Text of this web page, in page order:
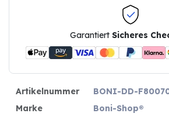
Garantiert Sicheres
Artikelnummer
BONI-DD-
Marke
Boni-Shop®